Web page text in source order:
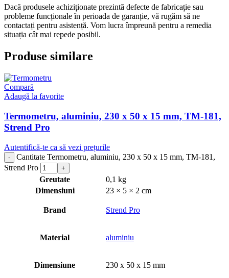
Dacă produsele achiziționate prezintă defecte de fabricație sau
probleme funcționale în perioada de garanție, vă rugăm să ne
contactați pentru asistență. Vom lucra împreună pentru a remedia
situația cât mai repede posibil.
Produse similare
Compară
Adaugă la favorite
Termometru, aluminiu, 230 x 50 x 15 mm, TM-181,
Strend Pro
Autentifică-te ca să vezi prețurile
Cantitate Termometru, aluminiu, 230 x 50 x 15 mm, TM-181,
Strend Pro
Greutate
0,1 kg
Dimensiuni
23 × 5 × 2 cm
Brand Strend Pro
Material aluminiu
Dimensiune 230 x 50 x 15 mm